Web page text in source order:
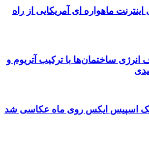
اینترنت ماهواره ای آمریکایی از راه
ساختمان‌ها با ترکیب آتریوم و
اسپیس ایکس روی ماه عکاسی شد